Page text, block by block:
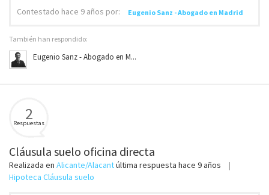
Contestado hace 9 años por: Eugenio Sanz - Abogado en Madrid
También han respondido:
Eugenio Sanz - Abogado en M...
2
Respuestas
Cláusula suelo oficina directa
Realizada en Alicante/Alacantúltima respuesta hace 9 años
Hipoteca Cláusula suelo